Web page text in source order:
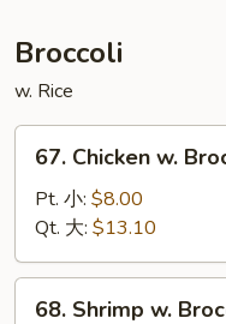
仁
鸡
Broccoli
w. Rice
Chicken
Broccoli
芥
兰
67. Chicken w.
Pt. 小: $8.00
Qt. 大: $13.10
68. Shrimp w.